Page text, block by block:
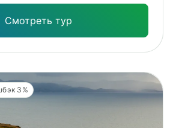
Смотреть тур
3%